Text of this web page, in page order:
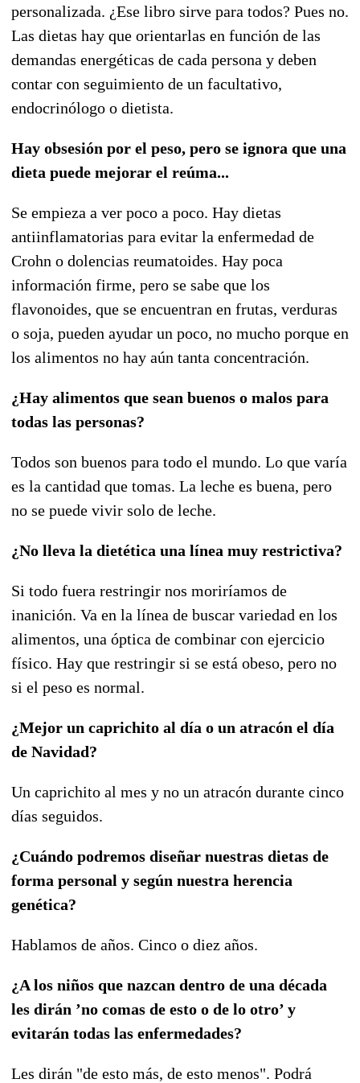
personalizada. ¿Ese libro sirve para todos? Pues no.
Las dietas hay que orientarlas en función de las
demandas energéticas de cada persona y deben
contar con seguimiento de un facultativo,
endocrinólogo o dietista.
Hay obsesión por el peso, pero se ignora que una
dieta puede mejorar el reúma...
Se empieza a ver poco a poco. Hay dietas
antiinflamatorias para evitar la enfermedad de
Crohn o dolencias reumatoides. Hay poca
información firme, pero se sabe que los
flavonoides, que se encuentran en frutas, verduras
o soja, pueden ayudar un poco, no mucho porque en
los alimentos no hay aún tanta concentración.
¿Hay alimentos que sean buenos o malos para
todas las personas?
Todos son buenos para todo el mundo. Lo que varía
es la cantidad que tomas. La leche es buena, pero
no se puede vivir solo de leche.
¿No lleva la dietética una línea muy restrictiva?
Si todo fuera restringir nos moriríamos de
inanición. Va en la línea de buscar variedad en los
alimentos, una óptica de combinar con ejercicio
físico. Hay que restringir si se está obeso, pero no
si el peso es normal.
¿Mejor un caprichito al día o un atracón el día
de Navidad?
Un caprichito al mes y no un atracón durante cinco
días seguidos.
¿Cuándo podremos diseñar nuestras dietas de
forma personal y según nuestra herencia
genética?
Hablamos de años. Cinco o diez años.
¿A los niños que nazcan dentro de una década
les dirán ’no comas de esto o de lo otro’ y
evitarán todas las enfermedades?
Les dirán "de esto más, de esto menos". Podrá